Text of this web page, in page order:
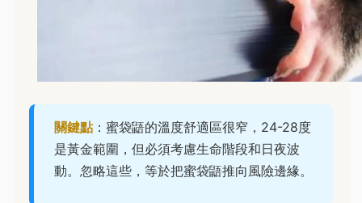
關鍵點：蜜袋鼯的溫度舒適區很窄，24-28度
是黃金範圍，但必須考慮生命階段和日夜波
動。忽略這些，等於把蜜袋鼯推向風險邊緣。